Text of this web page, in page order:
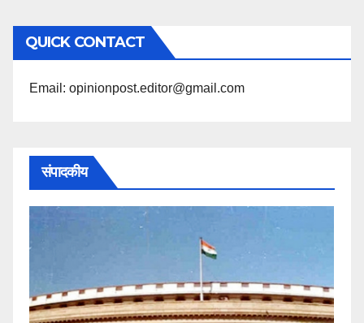
अनुसार
पढ़ें
QUICK CONTACT
Email: opinionpost.editor@gmail.com
संपादकीय